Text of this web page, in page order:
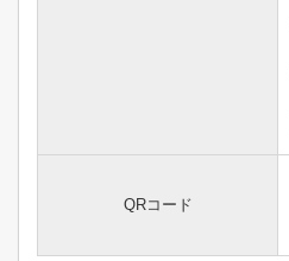
QRコード